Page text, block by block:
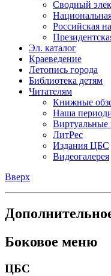
Сводный
Российская
Эл. каталог
Краеведение
Летопись города
Библиотека детям
Читателям
Книжные
Наша
Виртуальные
ЛитРес
Издания ЦБС
Видеогалерея
Вверх
Боковое меню
ЦБС